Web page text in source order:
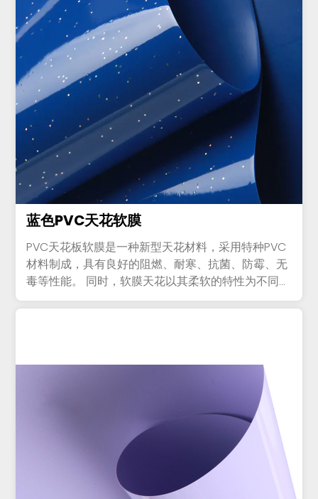
蓝色PVC天花软膜
PVC天花板软膜是一种新型天花材料，采用特种PVC
材料制成，具有良好的阻燃、耐寒、抗菌、防霉、无
毒等性能。 同时，软膜天花以其柔软的特性为不同场
所提供个性...